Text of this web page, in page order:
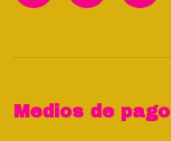
Medios de pago